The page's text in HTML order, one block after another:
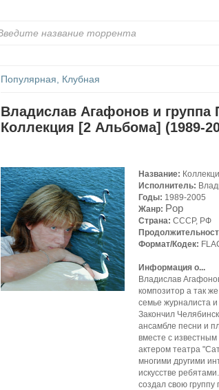
Популярная, Клубная
Владислав Агафонов и группа
Коллекция [2 Альбома] (1989-
Название:
Исполнитель:
Годы: 1989-2005
Жанр: Pop
Страна: СССР, РФ
Формат/Кодек:
Информация о...
Владислав
композитор а так
семье журналиста
Закончил
ансамбле песни и
вместе с
актером театра
многими другими
искусстве
создал свою